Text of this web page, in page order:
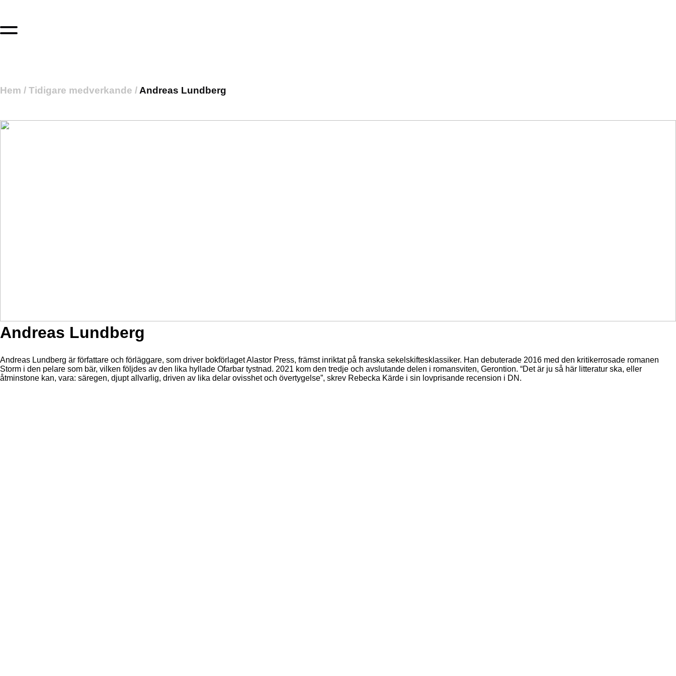
Hem / Tidigare medverkande / Andreas Lundberg
Andreas Lundberg
Andreas Lundberg är författare och förläggare, som driver bokförlaget Alastor Press, främst inriktat på franska sekelskiftesklassiker. Han debuterade 2016 med den kritikerrosade romanen
Storm i den pelare som bär, vilken följdes av den lika hyllade Ofarbar tystnad. 2021 kom den tredje och avslutande delen i romansviten, Gerontion. “Det är ju så här litteratur ska, eller
åtminstone kan, vara: säregen, djupt allvarlig, driven av lika delar ovisshet och övertygelse”, skrev Rebecka Kärde i sin lovprisande recension i DN.